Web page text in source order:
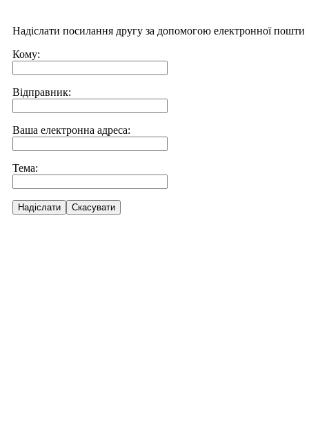
Надіслати посилання другу за допомогою електронної пошти
Кому:
Відправник:
Ваша електронна адреса:
Тема:
Надіслати Скасувати